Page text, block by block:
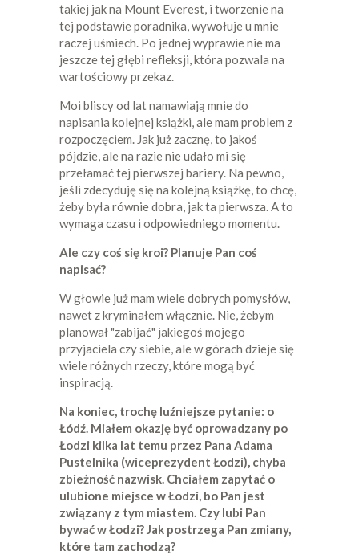
takiej jak na Mount Everest, i tworzenie na
tej podstawie poradnika, wywołuje u mnie
raczej uśmiech. Po jednej wyprawie nie ma
jeszcze tej głębi refleksji, która pozwala na
wartościowy przekaz.
Moi bliscy od lat namawiają mnie do
napisania kolejnej książki, ale mam problem z
rozpoczęciem. Jak już zacznę, to jakoś
pójdzie, ale na razie nie udało mi się
przełamać tej pierwszej bariery. Na pewno,
jeśli zdecyduję się na kolejną książkę, to chcę,
żeby była równie dobra, jak ta pierwsza. A to
wymaga czasu i odpowiedniego momentu.
Ale czy coś się kroi? Planuje Pan coś
napisać?
W głowie już mam wiele dobrych pomysłów,
nawet z kryminałem włącznie. Nie, żebym
planował "zabijać" jakiegoś mojego
przyjaciela czy siebie, ale w górach dzieje się
wiele różnych rzeczy, które mogą być
inspiracją.
Na koniec, trochę luźniejsze pytanie: o
Łódź. Miałem okazję być oprowadzany po
Łodzi kilka lat temu przez Pana Adama
Pustelnika (wiceprezydent Łodzi), chyba
zbieżność nazwisk. Chciałem zapytać o
ulubione miejsce w Łodzi, bo Pan jest
związany z tym miastem. Czy lubi Pan
bywać w Łodzi? Jak postrzega Pan zmiany,
które tam zachodzą?